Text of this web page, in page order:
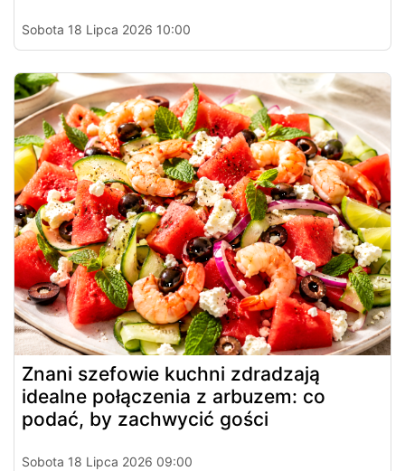
Sobota 18 Lipca 2026 10:00
Znani szefowie kuchni zdradzają
idealne połączenia z arbuzem: co
podać, by zachwycić gości
Sobota 18 Lipca 2026 09:00